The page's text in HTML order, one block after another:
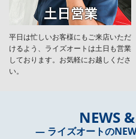
平日は忙しいお客様にもご来店いただ
けるよう、ライズオートは土日も営業
しております。お気軽にお越しくださ
い。
NEWS
― ライズオートの